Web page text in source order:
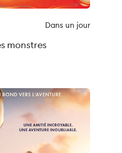
Dans un jour
monstres